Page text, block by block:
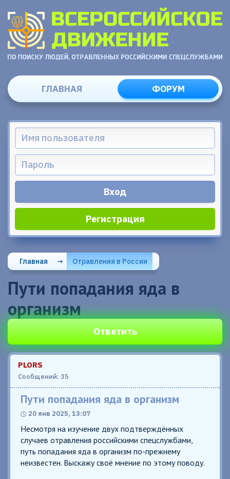
ГЛАВНАЯ ФОРУМ
Регистрация
Главная → Отравления в России
Пути попадания яда в
организм
Ответить
PLORS
Сообщений: 35
Пути попадания яда в организм
20 янв 2025, 13:07
Несмотря на изучение двух подтверждённых
случаев отравления российскими спецслужбами,
путь попадания яда в организм по-прежнему
неизвестен. Выскажу своё мнение по этому поводу.